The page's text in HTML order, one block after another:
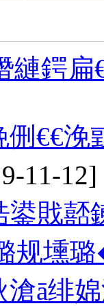
縺鍔
€€浼
11-12]
鍙戝
规壎
滄ā绯